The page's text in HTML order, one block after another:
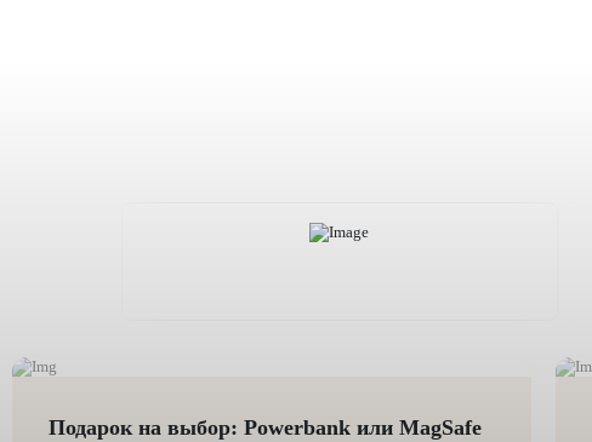
Подарок на выбор: Powerbank или MagSafe